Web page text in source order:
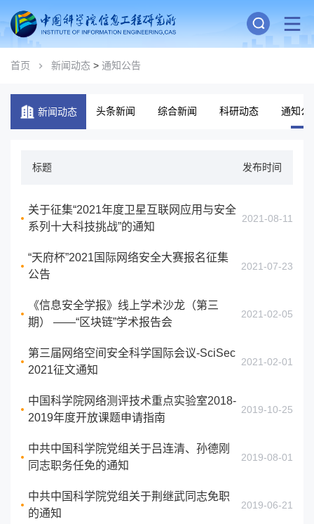
首页 新闻动态 > 通知公告
新闻动态 头条新闻 综合新闻 科研动态 通知公
标题 发布时间
关于征集“2021年度卫星互联网应用与安全
系列十大科技挑战”的通知
2021-08-11
“天府杯”2021国际网络安全大赛报名征集
公告
2021-07-23
《信息安全学报》线上学术沙龙（第三
期） ——“区块链”学术报告会
2021-02-05
第三届网络空间安全科学国际会议-SciSec
2021征文通知
2021-02-01
中国科学院网络测评技术重点实验室2018-
2019年度开放课题申请指南
2019-10-25
中共中国科学院党组关于吕连清、孙德刚
同志职务任免的通知
2019-08-01
中共中国科学院党组关于荆继武同志免职
的通知
2019-06-21